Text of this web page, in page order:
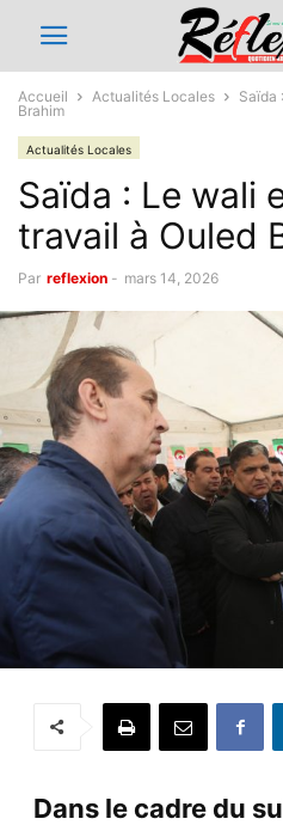
Accueil Actualités Locales
Saïda
Brahim
Actualités Locales
Saïda : Le wali
travail à Ouled
Par reflexion - mars 14, 2026
Dans le cadre du